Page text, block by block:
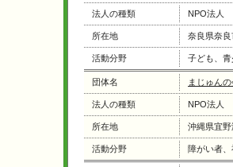
法人の種類 NPO法人
所在地 奈良県奈良
活動分野 子ども、
団体名 まじゅんの
法人の種類 NPO法人
所在地 沖縄県宜野
活動分野 障がい者